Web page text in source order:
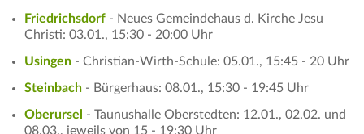
Friedrichsdorf - Neues Gemeindehaus d. Kirche Jesu
Christi: 03.01., 15:30 - 20:00 Uhr
Usingen - Christian-Wirth-Schule: 05.01., 15:45 - 20 Uhr
Steinbach - Bürgerhaus: 08.01., 15:30 - 19:45 Uhr
Oberursel
- Taunushalle Oberstedten: 12.01., 02.02. und
08.03., jeweils von 15 - 19:30 Uhr